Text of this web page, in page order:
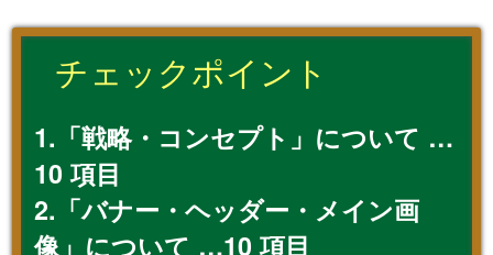
チェックポイント
1.「戦略・コンセプト」について …
10 項目
2.「バナー・ヘッダー・メイン画
像」について …10 項目